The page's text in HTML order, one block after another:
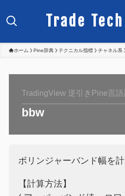
Trade
ホーム Pine辞典 テクニカル指標 チャネル系
TradingView 逆引きPine言語
bbw
ボリンジャーバンド幅を計
【計算方法】